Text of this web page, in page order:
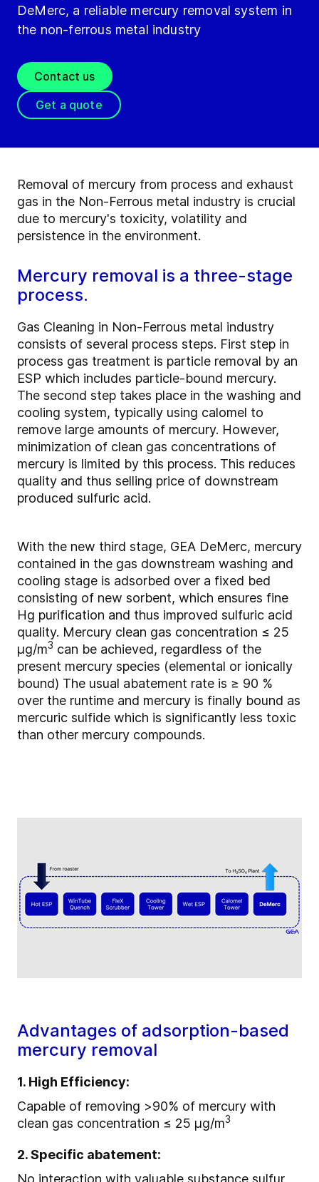
DeMerc, a reliable mercury removal system in
the non-ferrous metal industry
Contact us
Get a quote
Removal of mercury from process and exhaust
gas in the Non-Ferrous metal industry is crucial
due to mercury's toxicity, volatility and
persistence in the environment.
Mercury removal is a three-stage
process.
Gas Cleaning in Non-Ferrous metal industry
consists of several process steps. First step in
process gas treatment is particle removal by an
ESP which includes particle-bound mercury.
The second step takes place in the washing and
cooling system, typically using calomel to
remove large amounts of mercury. However,
minimization of clean gas concentrations of
mercury is limited by this process. This reduces
quality and thus selling price of downstream
produced sulfuric acid.
With the new third stage, GEA DeMerc, mercury
contained in the gas downstream washing and
cooling stage is adsorbed over a fixed bed
consisting of new sorbent, which ensures fine
Hg purification and thus improved sulfuric acid
quality. Mercury clean gas concentration ≤ 25
µg/m3 can be achieved, regardless of the
present mercury species (elemental or ionically
bound) The usual abatement rate is ≥ 90 %
over the runtime and mercury is finally bound as
mercuric sulfide which is significantly less toxic
than other mercury compounds.
Advantages of adsorption-based
mercury removal
1. High Efficiency:
Capable of removing >90% of mercury with
clean gas concentration ≤ 25 µg/m3
2. Specific abatement:
No interaction with valuable substance sulfur